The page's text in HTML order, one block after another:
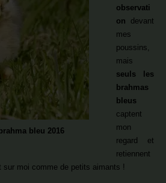
bleu 2016
observati
on devant
mes
poussins,
mais
seuls les
brahmas
bleus
captent
mon
regard et
retiennent
moi comme de petits aimants !